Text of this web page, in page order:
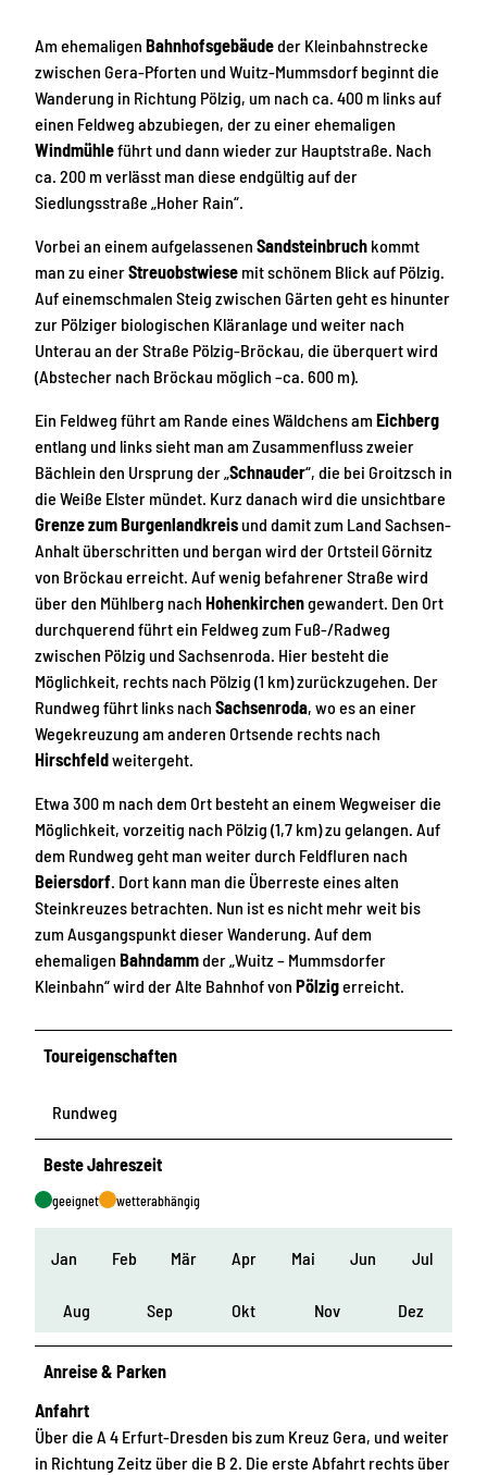
Am ehemaligen Bahnhofsgebäudeder Kleinbahnstrecke
zwischen Gera-Pforten und Wuitz-Mummsdorf beginnt die
Wanderung in Richtung Pölzig, um nach ca. 400 m links auf
einen Feldweg abzubiegen, der zu einer ehemaligen
Windmühleführt und dann wieder zur Hauptstraße. Nach
ca. 200 m verlässt man diese endgültig auf der
Siedlungsstraße „Hoher Rain“.
Vorbei an einem aufgelassenen Sandsteinbruch kommt
man zu einerStreuobstwiese mit schönem Blick auf Pölzig.
Auf einemschmalen Steig zwischen Gärten geht es hinunter
zur Pölziger biologischen Kläranlage und weiter nach
Unterau an der Straße Pölzig-Bröckau, die überquert wird
(Abstecher nach Bröckau möglich –ca. 600 m).
Ein Feldweg führt am Rande eines Wäldchens am Eichberg
entlang und links sieht man am Zusammenfluss zweier
Bächlein den Ursprung der „Schnauder“, die bei Groitzsch in
die Weiße Elster mündet. Kurz danach wird die unsichtbare
Grenze zum Burgenlandkreisund damit zum Land Sachsen-
Anhalt überschritten und bergan wird der Ortsteil Görnitz
von Bröckau erreicht. Auf wenig befahrener Straße wird
über den Mühlberg nach Hohenkirchengewandert. Den Ort
durchquerend führt ein Feldweg zum Fuß-/Radweg
zwischen Pölzig und Sachsenroda. Hier besteht die
Möglichkeit, rechts nach Pölzig (1 km) zurückzugehen. Der
Rundweg führt links nach Sachsenroda, wo es an einer
Wegekreuzung am anderen Ortsende rechts nach
Hirschfeldweitergeht.
Etwa 300 m nach dem Ort besteht an einem Wegweiser die
Möglichkeit, vorzeitig nach Pölzig (1,7 km) zu gelangen. Auf
dem Rundweg geht man weiter durch Feldfluren nach
Beiersdorf. Dort kann man die Überreste eines alten
Steinkreuzes betrachten. Nun ist es nicht mehr weit bis
zum Ausgangspunkt dieser Wanderung. Auf dem
ehemaligen Bahndammder „Wuitz – Mummsdorfer
Kleinbahn“ wird der Alte Bahnhof von Pölzigerreicht.
Toureigenschaften
Rundweg
Beste Jahreszeit
geeignet wetterabhängig
Jan Feb Mär Apr Mai Jun Jul
Aug Sep Okt Nov Dez
Anreise & Parken
Anfahrt
Über die A 4 Erfurt-Dresden bis zum Kreuz Gera, und weiter
in Richtung Zeitz über die B 2. Die erste Abfahrt rechts über